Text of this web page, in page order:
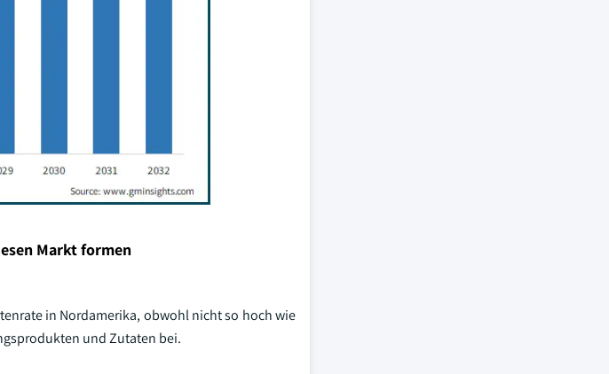
Markt formen
in Nordamerika, obwohl nicht so hoch wie
und Zutaten bei.